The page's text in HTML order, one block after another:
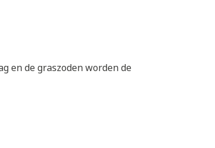
en de graszoden worden de